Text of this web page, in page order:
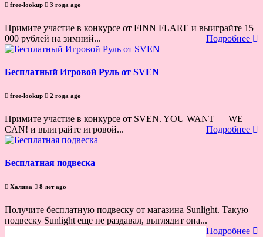
free-lookup 3 года ago
Примите участие в конкурсе от FINN FLARE и выиграйте 15
000 рублей на зимний...
Подробнее
Бесплатный Игровой Руль от SVEN
free-lookup 2 года ago
Примите участие в конкурсе от SVEN. YOU WANT — WE
CAN! и выиграйте игровой...
Подробнее
Бесплатная подвеска
Халява 8 лет ago
Получите бесплатную подвеску от магазина Sunlight. Такую
подвеску Sunlight еще не раздавал, выглядит она...
Подробнее